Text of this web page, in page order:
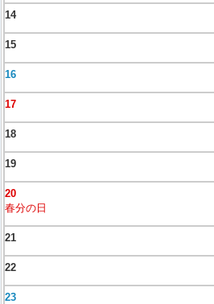
14
15
16
17
18
19
20
春分の日
21
22
23